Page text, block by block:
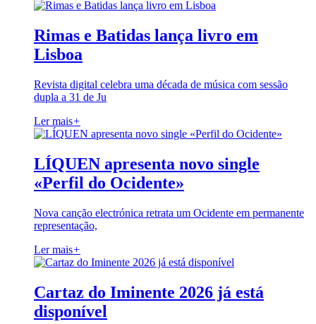
Rimas e Batidas lança livro em
Lisboa
Revista digital celebra uma década de música com sessão
dupla a 31 de Ju
Ler mais+
LÍQUEN apresenta novo single
«Perfil do Ocidente»
Nova canção electrónica retrata um Ocidente em permanente
representação,
Ler mais+
Cartaz do Iminente 2026 já está
disponível